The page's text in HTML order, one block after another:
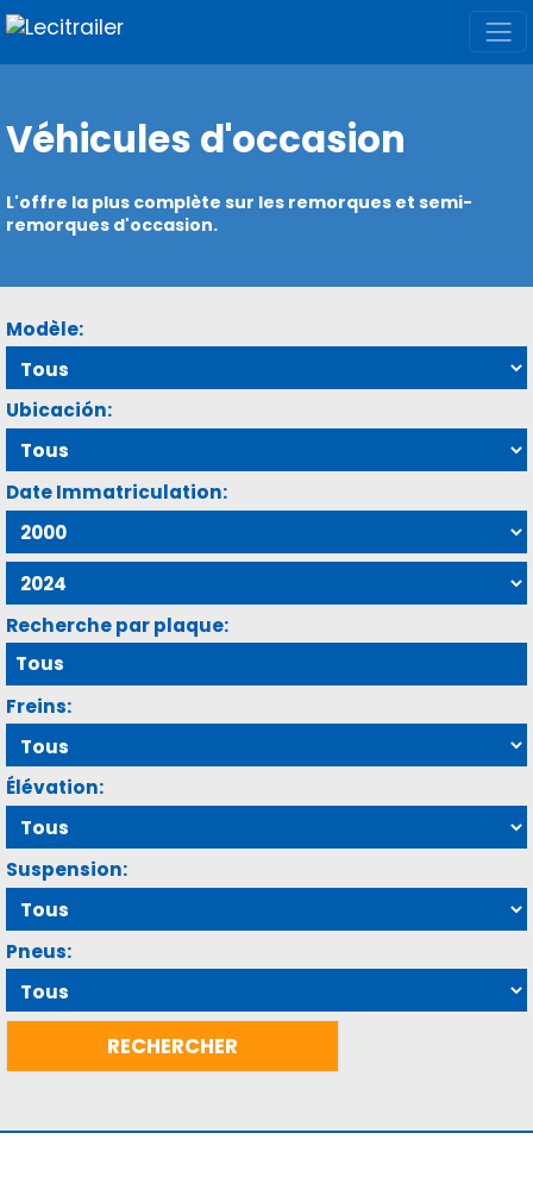
Véhicules d'occasion
L'offre la plus complète sur les remorques et semi-
remorques d'occasion.
Modèle:
Ubicación:
Date Immatriculation:
Recherche par plaque:
Freins:
Élévation:
Suspension:
Pneus: